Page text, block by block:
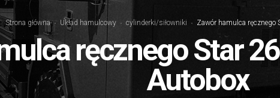
Strona główna Układ hamulcowy cylinderki/siłowniki Zawór hamulca ręcznego
ręcznego Star
Autobox